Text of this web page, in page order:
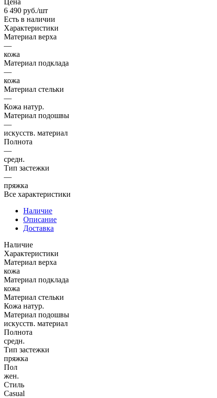
6 490 руб./шт
Есть в наличии
Характеристики
Материал верха
—
кожа
Материал подклада
—
кожа
Материал стельки
—
Кожа натур.
Материал подошвы
—
искусств. материал
Полнота
—
средн.
Тип застежки
—
пряжка
Все характеристики
Наличие
Описание
Доставка
Наличие
Характеристики
Материал верха
кожа
Материал подклада
кожа
Материал стельки
Кожа натур.
Материал подошвы
искусств. материал
Полнота
средн.
Тип застежки
пряжка
Пол
жен.
Стиль
Casual